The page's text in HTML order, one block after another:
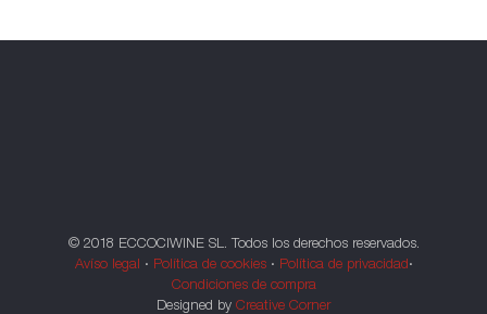
© 2018 ECCOCIWINE SL. Todos los derechos reservados.
Avíso legal
· Política de cookies· Política de privacidad·
Condiciones de compra
Designed by Creative Corner